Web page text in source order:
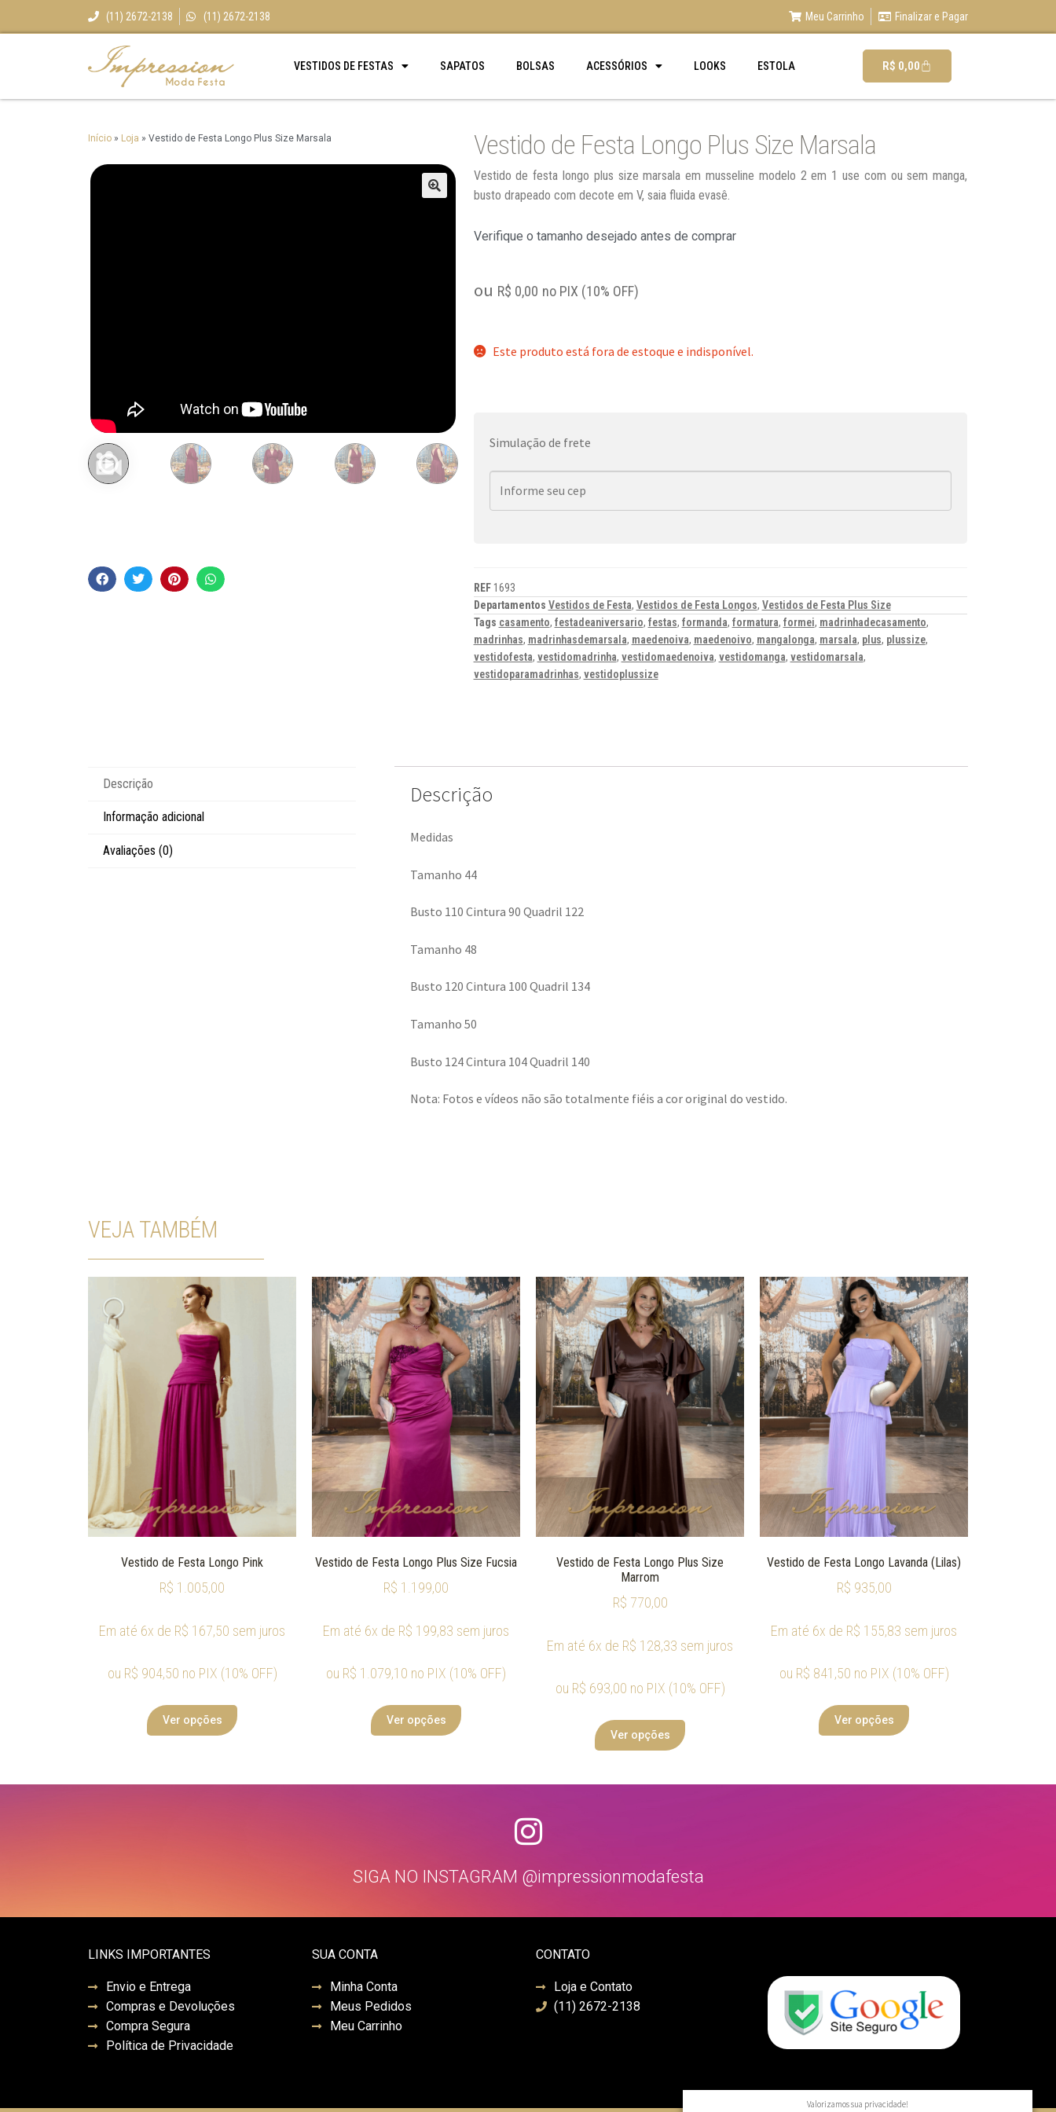
(11) 2672-2138 (11) 2672-2138 Meu Carrinho Finalizar e Pagar
VESTIDOS DE FESTAS SAPATOS BOLSAS ACESSÓRIOS LOOKS ESTOLA R$ 0,00
Início » Loja » Vestido de Festa Longo Plus Size Marsala Vestido de Festa Longo Plus Size Marsala
Vestido de festa longo plus size marsala em musseline modelo 2 em 1 use com ou sem manga,
busto drapeado com decote em V, saia fluida evasê.
Verifique o tamanho desejado antes de comprar
ou R$ 0,00 no PIX (10% OFF)
Este produto está fora de estoque e indisponível.
Simulação de frete
REF 1693
Departamentos Vestidos de Festa, Vestidos de Festa Longos, Vestidos de Festa Plus Size
Tags casamento, festadeaniversario, festas, formanda, formatura, formei, madrinhadecasamento,
madrinhas, madrinhasdemarsala, maedenoiva, maedenoivo, mangalonga, marsala, plus, plussize,
vestidofesta, vestidomadrinha, vestidomaedenoiva, vestidomanga, vestidomarsala,
vestidoparamadrinhas, vestidoplussize
Descrição
Informação adicional
Avaliações (0)
Descrição
Medidas
Tamanho 44
Busto 110 Cintura 90 Quadril 122
Tamanho 48
Busto 120 Cintura 100 Quadril 134
Tamanho 50
Busto 124 Cintura 104 Quadril 140
Nota: Fotos e vídeos não são totalmente fiéis a cor original do vestido.
VEJA TAMBÉM
Vestido de Festa Longo Pink
R$ 1.005,00
Em até 6x de R$ 167,50 sem juros
ou R$ 904,50 no PIX (10% OFF)
Ver opções
Vestido de Festa Longo Plus Size Fucsia
R$ 1.199,00
Em até 6x de R$ 199,83 sem juros
ou R$ 1.079,10 no PIX (10% OFF)
Ver opções
Vestido de Festa Longo Plus Size
Marrom
R$ 770,00
Em até 6x de R$ 128,33 sem juros
ou R$ 693,00 no PIX (10% OFF)
Ver opções
Vestido de Festa Longo Lavanda (Lilas)
R$ 935,00
Em até 6x de R$ 155,83 sem juros
ou R$ 841,50 no PIX (10% OFF)
Ver opções
SIGA NO INSTAGRAM @impressionmodafesta
LINKS IMPORTANTES
Envio e Entrega
Compras e Devoluções
Compra Segura
Política de Privacidade
SUA CONTA
Minha Conta
Meus Pedidos
Meu Carrinho
CONTATO
Loja e Contato
(11) 2672-2138
Valorizamos sua privacidade!